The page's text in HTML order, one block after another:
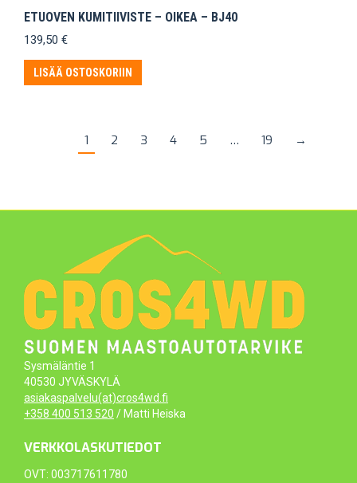
ETUOVEN KUMITIIVISTE – OIKEA – BJ40
139,50 €
LISÄÄ OSTOSKORIIN
1 2 3 4 5 … 19 →
Sysmäläntie 1
40530 JYVÄSKYLÄ
asiakaspalvelu(at)cros4wd.fi
+358 400 513 520 / Matti Heiska
VERKKOLASKUTIEDOT
OVT: 003717611780